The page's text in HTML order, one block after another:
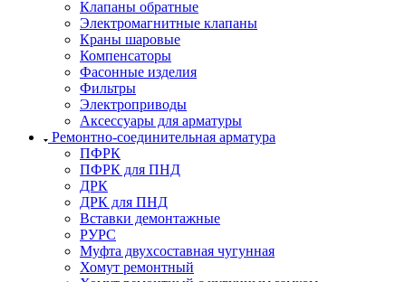
Клапаны обратные
Электромагнитные клапаны
Краны шаровые
Компенсаторы
Фасонные изделия
Фильтры
Электроприводы
Аксессуары для арматуры
Ремонтно-соединительная арматура
ПФРК
ПФРК для ПНД
ДРК
ДРК для ПНД
Вставки демонтажные
РУРС
Муфта двухсоставная чугунная
Хомут ремонтный